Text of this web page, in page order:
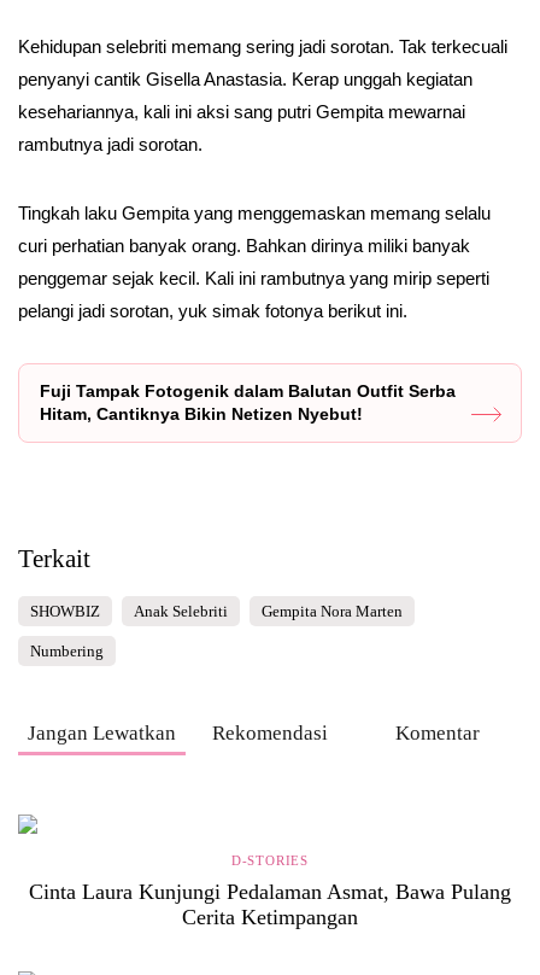
Kehidupan selebriti memang sering jadi sorotan. Tak terkecuali
penyanyi cantik Gisella Anastasia. Kerap unggah kegiatan
kesehariannya, kali ini aksi sang putri Gempita mewarnai
rambutnya jadi sorotan.
Tingkah laku Gempita yang menggemaskan memang selalu
curi perhatian banyak orang. Bahkan dirinya miliki banyak
penggemar sejak kecil. Kali ini rambutnya yang mirip seperti
pelangi jadi sorotan, yuk simak fotonya berikut ini.
Fuji Tampak Fotogenik dalam Balutan Outfit Serba
Hitam, Cantiknya Bikin Netizen Nyebut!
Terkait
SHOWBIZ Anak Selebriti Gempita Nora Marten
Numbering
Jangan Lewatkan Rekomendasi Komentar
D-STORIES
Cinta Laura Kunjungi Pedalaman Asmat, Bawa Pulang
Cerita Ketimpangan